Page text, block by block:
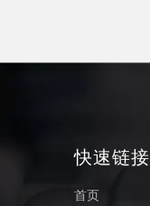
快速链接
首页